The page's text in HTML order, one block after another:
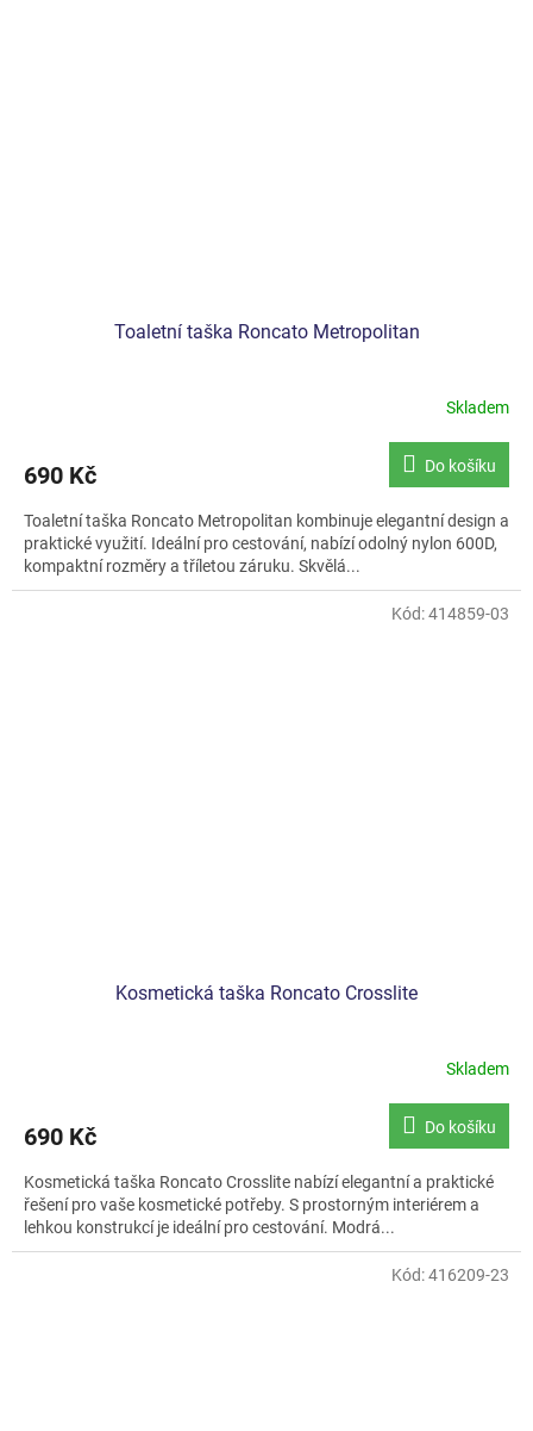
Toaletní taška Roncato Metropolitan
Skladem
690 Kč Do košíku
Toaletní taška Roncato Metropolitan kombinuje elegantní design a
praktické využití. Ideální pro cestování, nabízí odolný nylon 600D,
kompaktní rozměry a tříletou záruku. Skvělá...
Kosmetická taška Roncato Crosslite
Skladem
690 Kč Do košíku
Kosmetická taška Roncato Crosslite nabízí elegantní a praktické
řešení pro vaše kosmetické potřeby. S prostorným interiérem a
lehkou konstrukcí je ideální pro cestování. Modrá...
Kód:414859-03
Kód:416209-23